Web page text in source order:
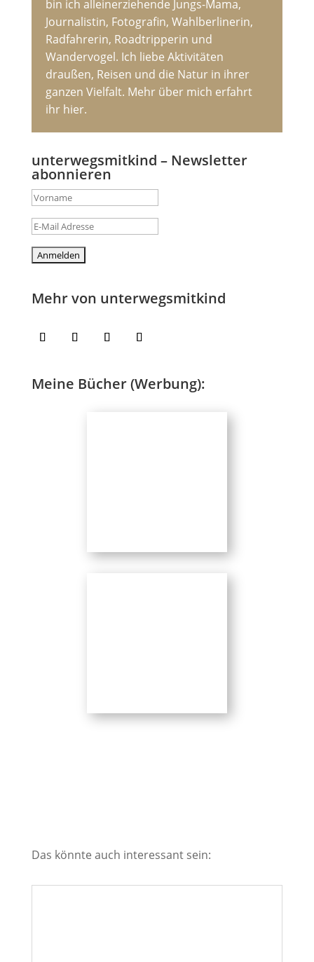
bin ich alleinerziehende Jungs-Mama,
Journalistin, Fotografin, Wahlberlinerin,
Radfahrerin, Roadtripperin und
Wandervogel. Ich liebe Aktivitäten
draußen, Reisen und die Natur in ihrer
ganzen Vielfalt. Mehr über mich erfahrt
ihr hier.
unterwegsmitkind – Newsletter
abonnieren
Mehr von unterwegsmitkind
Meine Bücher (Werbung):
Das könnte auch interessant sein: